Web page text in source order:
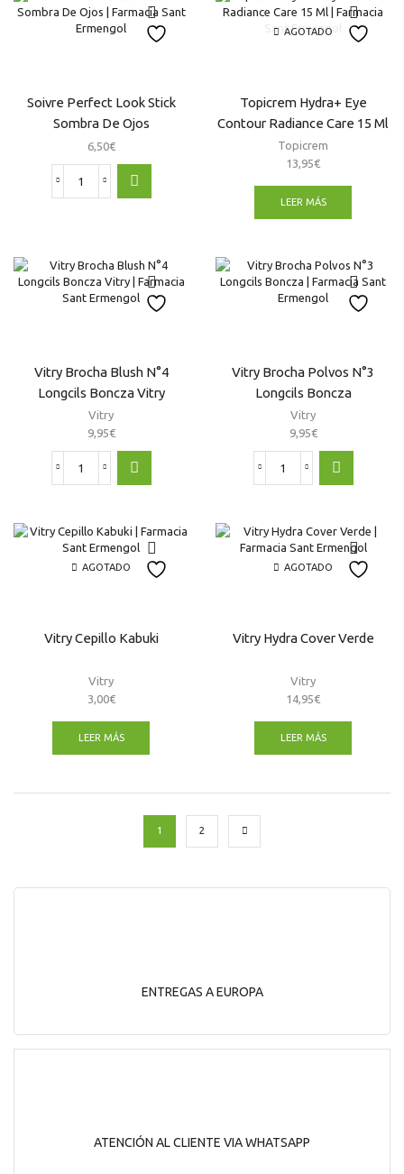
cantidad
De
Soivre Perfect Look Stick
Sombra De Ojos
6,50€
Soivre
De
cantidad
AGOTADO
Topicrem Hydra+ Eye
Contour Radiance Care 15 Ml
Topicrem
13,95€
LEER MÁS
Vitry Brocha Blush N°4
Longcils Boncza Vitry
Vitry
9,95€
Vitry
N°4
Longcils
Vitry Brocha Polvos N°3
Longcils Boncza
Vitry
9,95€
Vitry
N°3
Longcils
AGOTADO
Vitry Cepillo Kabuki
Vitry
3,00€
LEER MÁS
AGOTADO
Vitry Hydra Cover Verde
Vitry
14,95€
LEER MÁS
1 2
ENTREGAS A EUROPA
ATENCIÓN AL CLIENTE VIA WHATSAPP